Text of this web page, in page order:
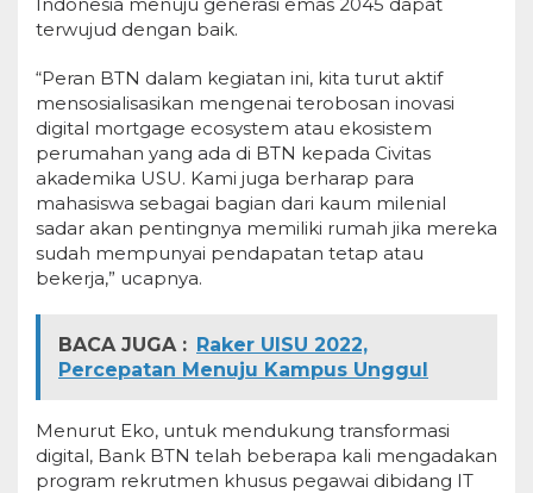
terwujud dengan baik.
“Peran BTN dalam kegiatan ini, kita turut aktif
mensosialisasikan mengenai terobosan inovasi
digital mortgage ecosystem atau ekosistem
perumahan yang ada di BTN kepada Civitas
akademika USU. Kami juga berharap para
mahasiswa sebagai bagian dari kaum milenial
sadar akan pentingnya memiliki rumah jika mereka
sudah mempunyai pendapatan tetap atau
bekerja,” ucapnya.
BACA JUGA : Raker UISU 2022,
Percepatan Menuju Kampus Unggul
Menurut Eko, untuk mendukung transformasi
digital, Bank BTN telah beberapa kali mengadakan
program rekrutmen khusus pegawai dibidang IT